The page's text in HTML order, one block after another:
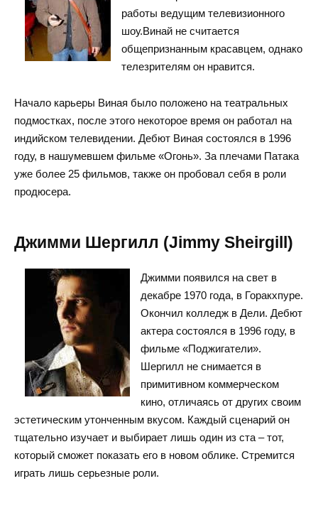
работы ведущим телевизионного
шоу.Винай не считается
общепризнанным красавцем, однако
телезрителям он нравится.
Начало карьеры Виная было положено на театральных
подмостках, после этого некоторое время он работал на
индийском телевидении. Дебют Виная состоялся в 1996
году, в нашумевшем фильме «Огонь». За плечами Патака
уже более 25 фильмов, также он пробовал себя в роли
продюсера.
Джимми Шергилл (Jimmy Sheirgill)
Джимми появился на свет в
декабре 1970 года, в Горакхпуре.
Окончил колледж в Дели. Дебют
актера состоялся в 1996 году, в
фильме «Поджигатели».
Шергилл не снимается в
примитивном коммерческом
кино, отличаясь от других своим
эстетическим утонченным вкусом. Каждый сценарий он
тщательно изучает и выбирает лишь один из ста – тот,
который сможет показать его в новом облике. Стремится
играть лишь серьезные роли.